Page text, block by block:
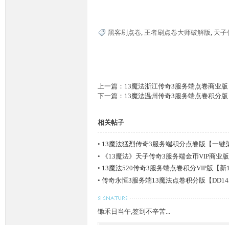
黑客刷点卷, 王者刷点卷大师破解版, 天子
上一篇： 13魔法浙江传奇3服务端点卷商业
下一篇： 13魔法温州传奇3服务端点卷积分
相关帖子
• 13魔法猛烈传奇3服务端积分点卷版【一键
•
《13魔法》天子传奇3服务端金币VIP商业
• 13魔法520传奇3服务端点卷积分VIP版【新
• 传奇永恒3服务端13魔法点卷积分版【
锄禾日当午,签到不辛苦...